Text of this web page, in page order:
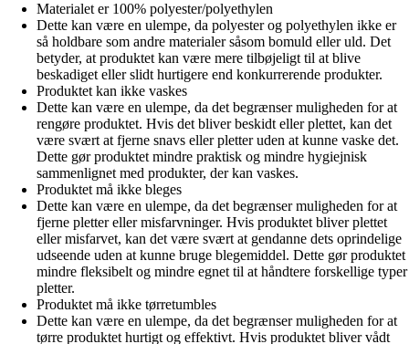
Materialet er 100% polyester/polyethylen
Dette kan være en ulempe, da polyester og polyethylen ikke er
så holdbare som andre materialer såsom bomuld eller uld. Det
betyder, at produktet kan være mere tilbøjeligt til at blive
beskadiget eller slidt hurtigere end konkurrerende produkter.
Produktet kan ikke vaskes
Dette kan være en ulempe, da det begrænser muligheden for at
rengøre produktet. Hvis det bliver beskidt eller plettet, kan det
være svært at fjerne snavs eller pletter uden at kunne vaske det.
Dette gør produktet mindre praktisk og mindre hygiejnisk
sammenlignet med produkter, der kan vaskes.
Produktet må ikke bleges
Dette kan være en ulempe, da det begrænser muligheden for at
fjerne pletter eller misfarvninger. Hvis produktet bliver plettet
eller misfarvet, kan det være svært at gendanne dets oprindelige
udseende uden at kunne bruge blegemiddel. Dette gør produktet
mindre fleksibelt og mindre egnet til at håndtere forskellige typer
pletter.
Produktet må ikke tørretumbles
Dette kan være en ulempe, da det begrænser muligheden for at
tørre produktet hurtigt og effektivt. Hvis produktet bliver vådt